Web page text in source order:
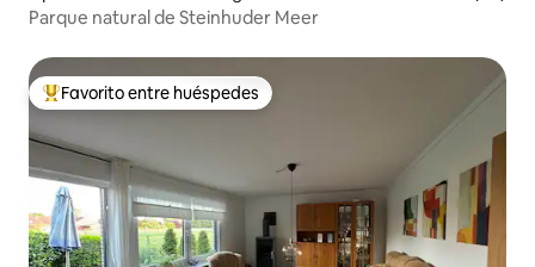
Parque natural de Steinhuder Meer
Favorito entre huéspedes preferido
Favorito entre huéspedes